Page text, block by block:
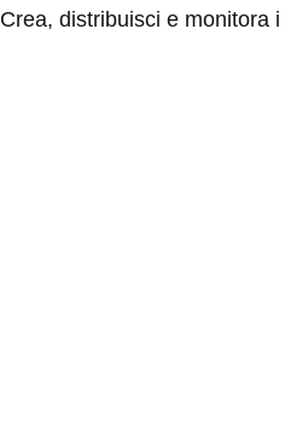
Crea, distribuisci e monitora